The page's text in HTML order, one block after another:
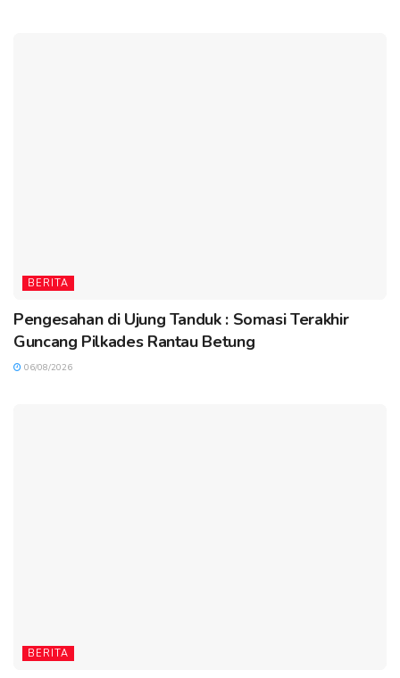
BERITA
Pengesahan di Ujung Tanduk : Somasi Terakhir
Guncang Pilkades Rantau Betung
06/08/2026
BERITA